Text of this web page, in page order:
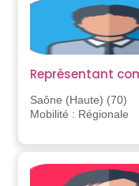
Représentant
Saône (Haute) (70)
Mobilité : Régionale